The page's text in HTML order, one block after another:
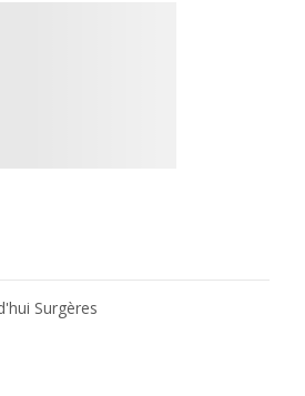
Surgères